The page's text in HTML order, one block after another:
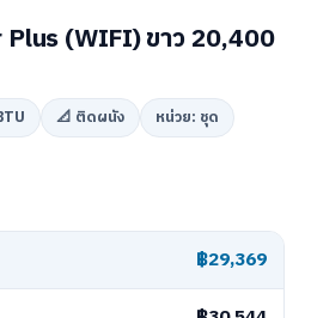
(WIFI) ขาว 20,400
📐 ติดผนัง หน่วย: ชุด
฿29,369